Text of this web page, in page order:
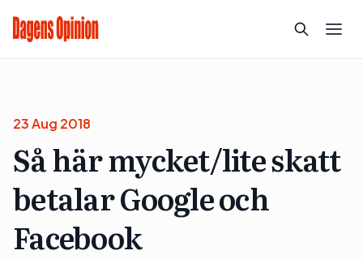
23 Aug 2018
Så här mycket/lite skatt
betalar Google och
Facebook